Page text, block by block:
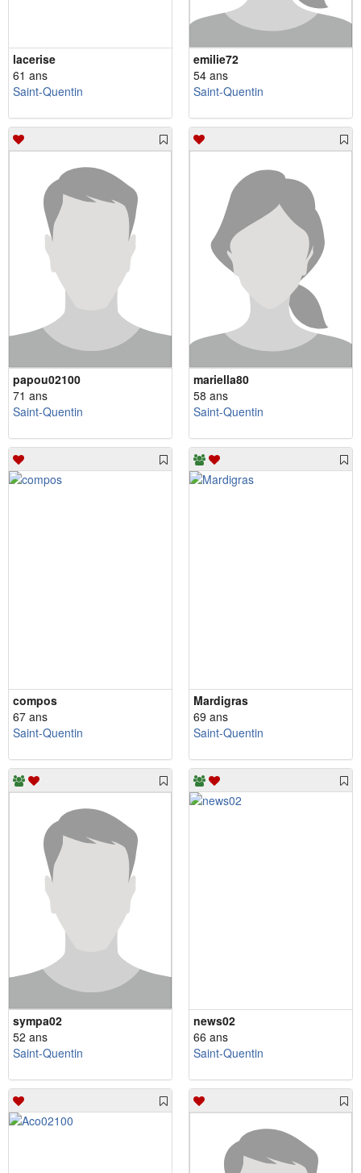
lacerise
61 ans
Saint-Quentin
emilie72
54 ans
Saint-Quentin
papou02100
71 ans
Saint-Quentin
mariella80
58 ans
Saint-Quentin
compos
67 ans
Saint-Quentin
Mardigras
69 ans
Saint-Quentin
sympa02
52 ans
Saint-Quentin
news02
66 ans
Saint-Quentin